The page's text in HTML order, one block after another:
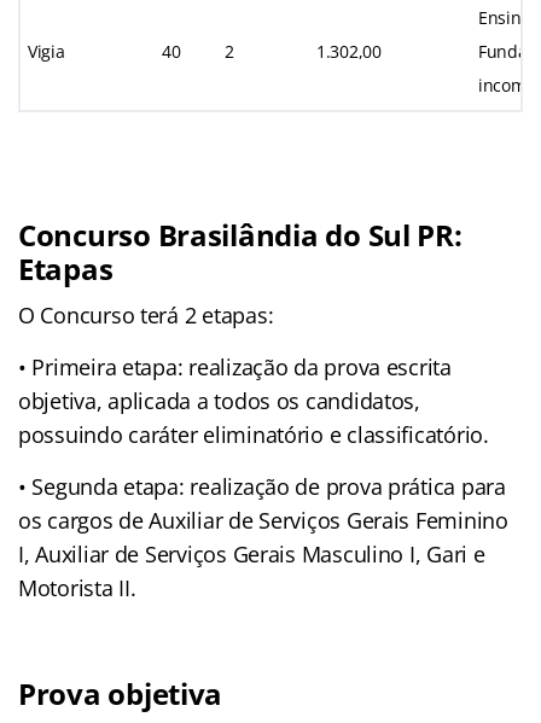
Vigia 40 2 1.302,00
Ensino
Concurso Brasilândia do Sul PR:
Etapas
O Concurso terá 2 etapas:
• Primeira etapa: realização da prova escrita
objetiva, aplicada a todos os candidatos,
possuindo caráter eliminatório e classificatório.
• Segunda etapa: realização de prova prática para
os cargos de Auxiliar de Serviços Gerais Feminino
I, Auxiliar de Serviços Gerais Masculino I, Gari e
Motorista II.
Prova objetiva